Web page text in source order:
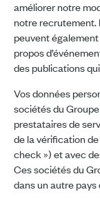
améliorer notre
notre recrutement.
peuvent
propos
des publications
Vos données
sociétés du
prestataires de
de la vérification
check ») et avec
Ces sociétés du
dans un autre